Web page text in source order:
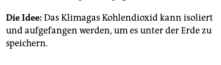
Die Idee: Das Klimagas Kohlendioxid kann isoliert
und aufgefangen werden, um es unter der Erde zu
speichern.